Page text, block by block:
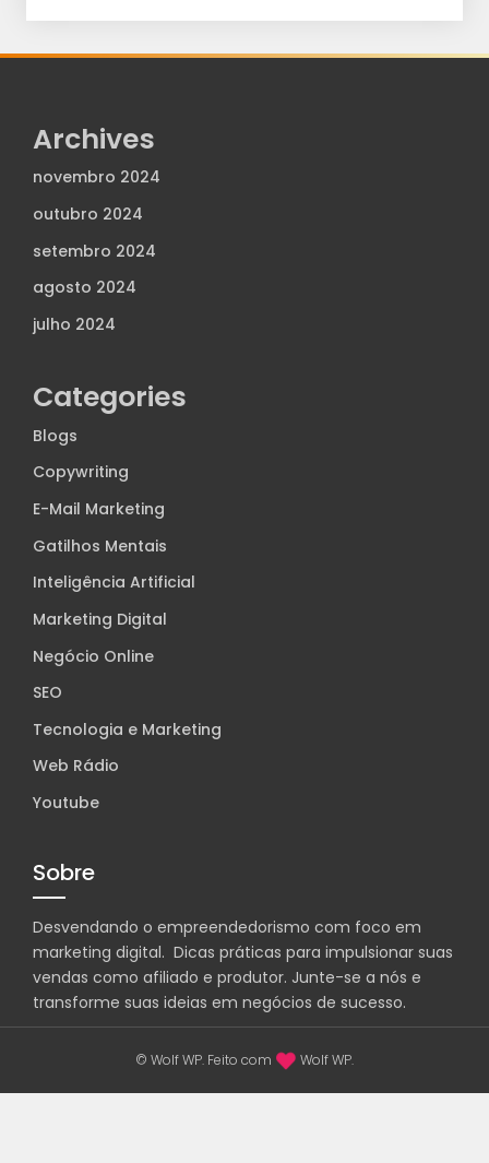
Archives
novembro 2024
outubro 2024
setembro 2024
agosto 2024
julho 2024
Categories
Blogs
Copywriting
E-Mail Marketing
Gatilhos Mentais
Inteligência Artificial
Marketing Digital
Negócio Online
SEO
Tecnologia e Marketing
Web Rádio
Youtube
Sobre
Desvendando o empreendedorismo com foco em
marketing digital. Dicas práticas para impulsionar suas
vendas como afiliado e produtor. Junte-se a nós e
transforme suas ideias em negócios de sucesso.
© Wolf WP. Feito com Wolf WP.